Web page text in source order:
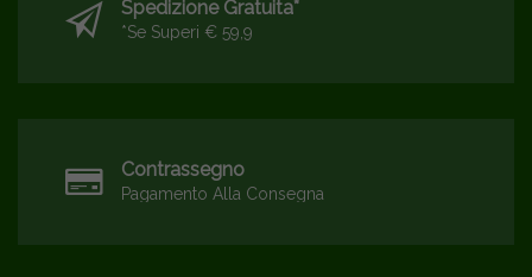
Spedizione Gratuita*
*se Superi € 59,9
Contrassegno
Pagamento Alla Consegna